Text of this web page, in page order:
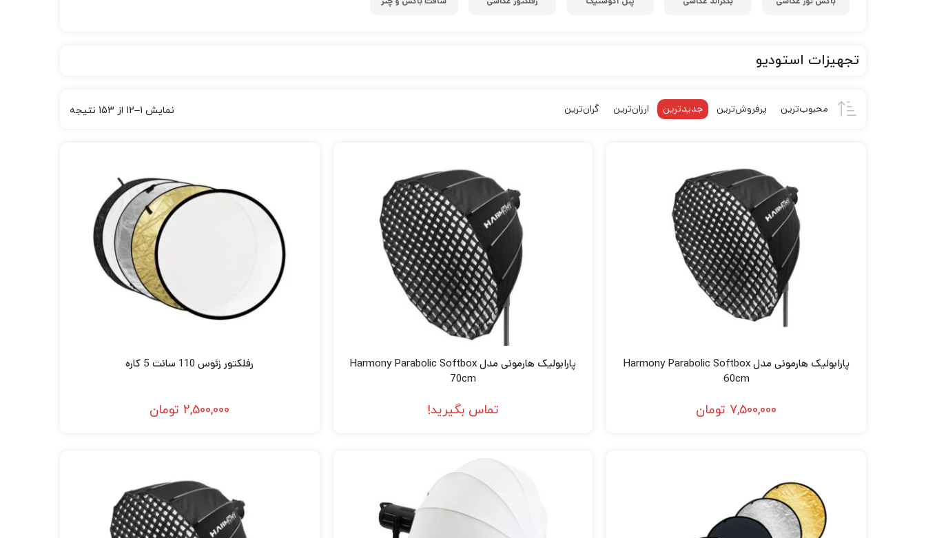
تجهیزات استودیو
محبوب‌ترین پرفروش‌ترین جدیدترین ارزان‌ترین گران‌ترین نمایش 1–12 از 153 نتیجه
پارابولیک هارمونی مدل Harmony Parabolic Softbox
60cm
7,500,000 تومان
پارابولیک هارمونی مدل Harmony Parabolic Softbox
70cm
تماس بگیرید!
رفلکتور زئوس 110 سانت 5 کاره
2,500,000 تومان